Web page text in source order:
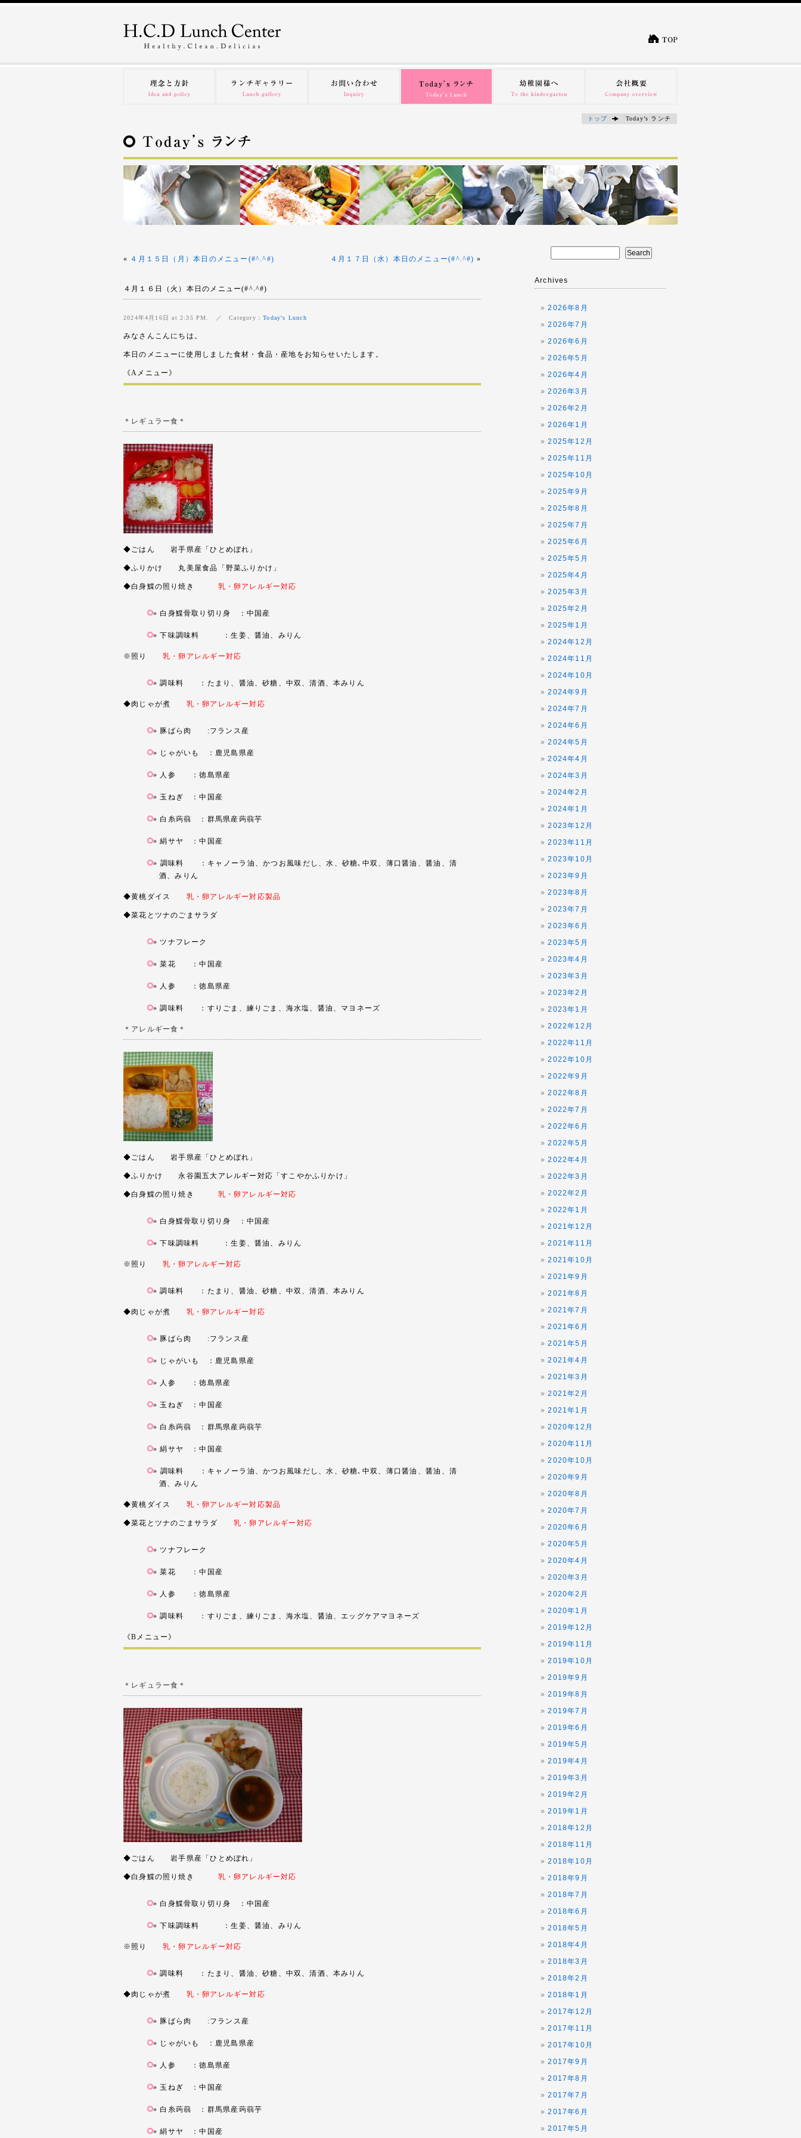
トップ Today’s ランチ
« ４月１５日（月）本日のメニュー(#^.^#) ４月１７日（水）本日のメニュー(#^.^#) »
４月１６日（火）本日のメニュー(#^.^#)
2024年4月16日 at 2:35 PM. ／ Category：Today's Lunch
みなさんこんにちは。
本日のメニューに使用しました食材・食品・産地をお知らせいたします。
《Aメニュー》
＊レギュラー食＊
◆ごはん 岩手県産「ひとめぼれ」
◆ふりかけ 丸美屋食品「野菜ふりかけ」
◆白身鰈の照り焼き 乳・卵アレルギー対応
白身鰈骨取り切り身 ：中国産
下味調味料 ：生姜、醤油、みりん
※照り乳・卵アレルギー対応
調味料 ：たまり、醤油、砂糖、中双、清酒、本みりん
◆肉じゃが煮 乳・卵アレルギー対応
豚ばら肉 :フランス産
じゃがいも ：鹿児島県産
人参 ：徳島県産
玉ねぎ ：中国産
白糸蒟蒻 ：群馬県産蒟蒻芋
絹サヤ ：中国産
調味料 ：キャノーラ油、かつお風味だし、水、砂糖､中双、薄口醤油、醤油、清
酒、みりん
◆黄桃ダイス 乳・卵アレルギー対応製品
◆菜花とツナのごまサラダ
ツナフレーク
菜花 ：中国産
人参 ：徳島県産
調味料 ：すりごま、練りごま、海水塩、醤油、マヨネーズ
＊アレルギー食＊
◆ごはん 岩手県産「ひとめぼれ」
◆ふりかけ 永谷園五大アレルギー対応「すこやかふりかけ」
◆白身鰈の照り焼き 乳・卵アレルギー対応
白身鰈骨取り切り身 ：中国産
下味調味料 ：生姜、醤油、みりん
※照り乳・卵アレルギー対応
調味料 ：たまり、醤油、砂糖、中双、清酒、本みりん
◆肉じゃが煮 乳・卵アレルギー対応
豚ばら肉 :フランス産
じゃがいも ：鹿児島県産
人参 ：徳島県産
玉ねぎ ：中国産
白糸蒟蒻 ：群馬県産蒟蒻芋
絹サヤ ：中国産
調味料 ：キャノーラ油、かつお風味だし、水、砂糖､中双、薄口醤油、醤油、清
酒、みりん
◆黄桃ダイス 乳・卵アレルギー対応製品
◆菜花とツナのごまサラダ 乳・卵アレルギー対応
ツナフレーク
菜花 ：中国産
人参 ：徳島県産
調味料 ：すりごま、練りごま、海水塩、醤油、エッグケアマヨネーズ
《Bメニュー》
＊レギュラー食＊
◆ごはん 岩手県産「ひとめぼれ」
◆白身鰈の照り焼き 乳・卵アレルギー対応
白身鰈骨取り切り身 ：中国産
下味調味料 ：生姜、醤油、みりん
※照り乳・卵アレルギー対応
調味料 ：たまり、醤油、砂糖、中双、清酒、本みりん
◆肉じゃが煮 乳・卵アレルギー対応
豚ばら肉 :フランス産
じゃがいも ：鹿児島県産
人参 ：徳島県産
玉ねぎ ：中国産
白糸蒟蒻 ：群馬県産蒟蒻芋
絹サヤ ：中国産
Archives
2026年8月
2026年7月
2026年6月
2026年5月
2026年4月
2026年3月
2026年2月
2026年1月
2025年12月
2025年11月
2025年10月
2025年9月
2025年8月
2025年7月
2025年6月
2025年5月
2025年4月
2025年3月
2025年2月
2025年1月
2024年12月
2024年11月
2024年10月
2024年9月
2024年7月
2024年6月
2024年5月
2024年4月
2024年3月
2024年2月
2024年1月
2023年12月
2023年11月
2023年10月
2023年9月
2023年8月
2023年7月
2023年6月
2023年5月
2023年4月
2023年3月
2023年2月
2023年1月
2022年12月
2022年11月
2022年10月
2022年9月
2022年8月
2022年7月
2022年6月
2022年5月
2022年4月
2022年3月
2022年2月
2022年1月
2021年12月
2021年11月
2021年10月
2021年9月
2021年8月
2021年7月
2021年6月
2021年5月
2021年4月
2021年3月
2021年2月
2021年1月
2020年12月
2020年11月
2020年10月
2020年9月
2020年8月
2020年7月
2020年6月
2020年5月
2020年4月
2020年3月
2020年2月
2020年1月
2019年12月
2019年11月
2019年10月
2019年9月
2019年8月
2019年7月
2019年6月
2019年5月
2019年4月
2019年3月
2019年2月
2019年1月
2018年12月
2018年11月
2018年10月
2018年9月
2018年7月
2018年6月
2018年5月
2018年4月
2018年3月
2018年2月
2018年1月
2017年12月
2017年11月
2017年10月
2017年9月
2017年8月
2017年7月
2017年6月
2017年5月